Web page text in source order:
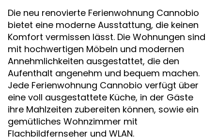
Die neu renovierte Ferienwohnung Cannobio
bietet eine moderne Ausstattung, die keinen
Komfort vermissen lässt. Die Wohnungen sind
mit hochwertigen Möbeln und modernen
Annehmlichkeiten ausgestattet, die den
Aufenthalt angenehm und bequem machen.
Jede Ferienwohnung Cannobio verfügt über
eine voll ausgestattete Küche, in der Gäste
ihre Mahlzeiten zubereiten können, sowie ein
gemütliches Wohnzimmer mit
Flachbildfernseher und WLAN.